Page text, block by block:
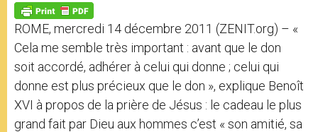
p
p
g
e
r
o
k
ROME, mercredi 14 décembre 2011 (ZENIT.org) – «
Cela me semble très important : avant que le don
soit accordé, adhérer à celui qui donne ; celui qui
donne est plus précieux que le don », explique Benoît
XVI à propos de la prière de Jésus : le cadeau le plus
grand fait par Dieu aux hommes c’est « son amitié, sa